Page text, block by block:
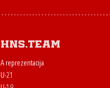
HNS.team
A reprezentacija
U-21